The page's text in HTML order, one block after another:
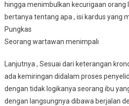
hingga menimbulkan kecurigaan orang
bertanya tentang apa , isi kardus yang
Pungkas
Seorang wartawan menimpali
Lanjutnya , Sesuai dari keterangan
ada kemiringan didalam proses
dengan tidak logikanya seorang ibu
dengan langsungnya dibawa berjalan